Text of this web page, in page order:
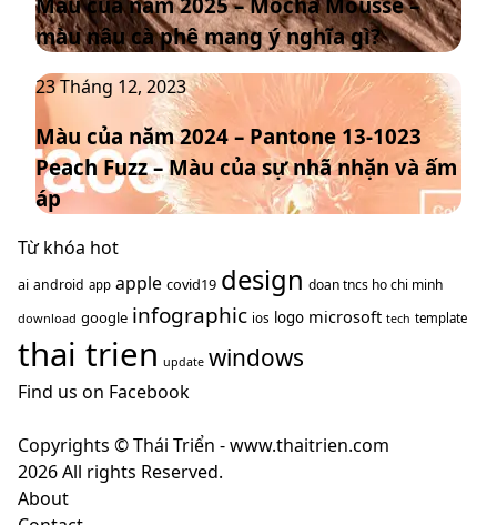
chủ
đạo
trị
xu
hướng
năm
2025
năm
2025
Mocha
Mousse
–
màu
nâu
cà
phê
mang
nghĩa
gì?
màu nâu cà phê mang ý nghĩa gì?
Màu
của
năm
2024
–
Pantone
13-
Fuzz
–
của
nhã
nhặn
và
23 Tháng 12, 2023
Màu của năm 2024 – Pantone 13-1023
Peach Fuzz – Màu của sự nhã nhặn và ấm
áp
Từ khóa hot
ai android app apple covid19 design doan tncs ho chi minh
download google infographic ios logo microsoft tech template
thai trien update windows
Find us on Facebook
Copyrights © Thái Triển - www.thaitrien.com
2026 All rights Reserved.
About